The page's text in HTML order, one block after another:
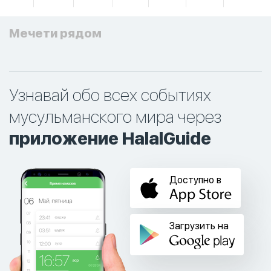
Мечети рядом
Узнавай обо всех событиях
мусульманского мира через
приложение HalalGuide
Доступно в
Загрузить на